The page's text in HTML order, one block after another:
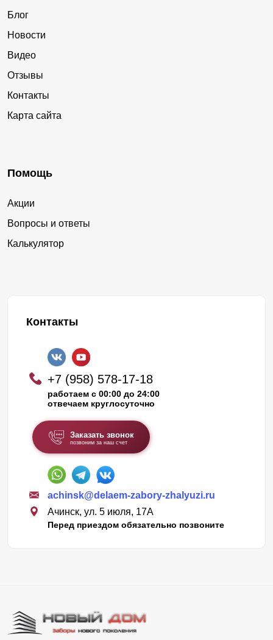
Блог
Новости
Видео
Отзывы
Контакты
Карта сайта
Помощь
Акции
Вопросы и ответы
Калькулятор
Контакты
+7 (958) 578-17-18
работаем с 00:00 до 24:00
отвечаем круглосуточно
Заказать звонок
позвоним за наш счет
achinsk@delaem-zabory-zhalyuzi.ru
Ачинск, ул. 5 июля, 17А
Перед приездом обязательно позвоните